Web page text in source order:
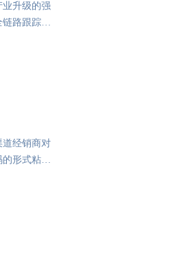
升级的强
路跟踪体
经销商对
形式粘贴